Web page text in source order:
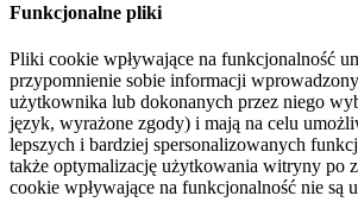
Funkcjonalne pliki
Pliki cookie wpływające na funkcjonalność
przypomnienie sobie informacji
użytkownika lub dokonanych przez niego
język, wyrażone zgody) i mają na celu
lepszych i bardziej spersonalizowanych
także optymalizację użytkowania witryny po
cookie wpływające na funkcjonalność nie są